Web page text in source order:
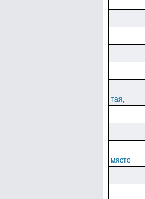
тая,
място